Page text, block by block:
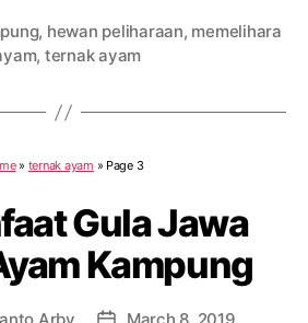
, hewan peliharaan, memelihara
, ternak ayam
» ternak ayam » Page 3
Gula Jawa
Kampung